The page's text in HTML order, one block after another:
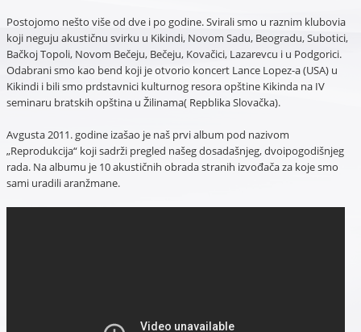
Postojomo nešto više od dve i po godine. Svirali smo u raznim klubovia
koji neguju akustičnu svirku u Kikindi, Novom Sadu, Beogradu, Subotici,
Bačkoj Topoli, Novom Bečeju, Bečeju, Kovačici, Lazarevcu i u Podgorici.
Odabrani smo kao bend koji je otvorio koncert Lance Lopez-a (USA) u
Kikindi i bili smo prdstavnici kulturnog resora opštine Kikinda na IV
seminaru bratskih opština u Žilinama( Repblika Slovačka).
Avgusta 2011. godine izašao je naš prvi album pod nazivom
„Reprodukcija“ koji sadrži pregled našeg dosadašnjeg, dvoipogodišnjeg
rada. Na albumu je 10 akustičnih obrada stranih izvođača za koje smo
sami uradili aranžmane.